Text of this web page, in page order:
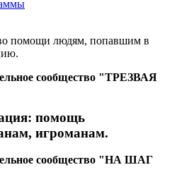
помощи людям, попавшим в
сообщество "ТРЕЗВАЯ
помощь
игроманам.
сообщество "НА ШАГ